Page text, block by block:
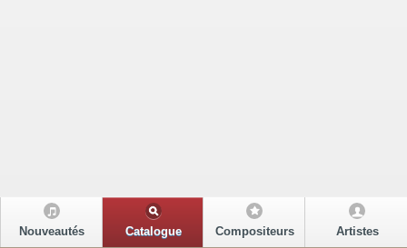
Nouveautés Catalogue Compositeurs Artistes